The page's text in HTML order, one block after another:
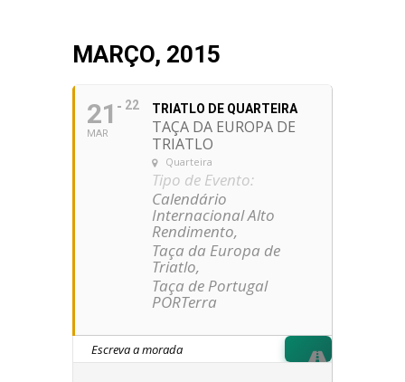
MARÇO, 2015
21
MAR
22 TRIATLO DE QUARTEIRA
TAÇA DA EUROPA DE
TRIATLO
Quarteira
Tipo de Evento:
Calendário
Internacional Alto
Rendimento,
Taça da Europa de
Triatlo,
Taça de Portugal
PORTerra